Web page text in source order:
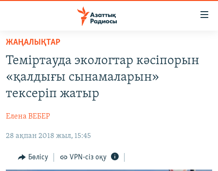
Skip
main
content
main
Skip
Search
САЯСАТ
AZATTYQTV
АДАМ ҚҰҚЫҚТАРЫ
ӘЛЕУМЕТ
ӘЛЕМ
ЖАҢАЛЫҚТАР
Теміртауда экологтар кәсіпорын
«қалдығы сынамаларын»
тексеріп жатыр
Елена ВЕБЕР
28 ақпан 2018 жыл, 15:45
Бөлісу VPN-сіз оқу